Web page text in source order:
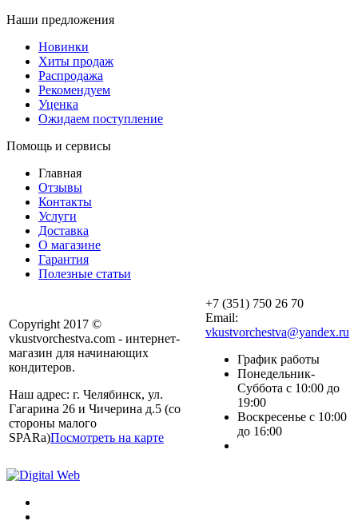
Наши предложения
Новинки
Хиты продаж
Распродажа
Рекомендуем
Уценка
Ожидаем поступление
Помощь и сервисы
Главная
Отзывы
Контакты
Услуги
Доставка
О магазине
Гарантия
Полезные статьи
Copyright 2017 ©
vkustvorchestva.com - интернет-
магазин для начинающих
кондитеров.
Наш адрес: г. Челябинск, ул.
Гагарина 26 и Чичерина д.5 (со
стороны малого
SPARa)Посмотреть на карте
+7 (351) 750 26 70
Email:
vkustvorchestva@yandex.ru
График работы
Понедельник-
Суббота с 10:00 до
19:00
Воскресенье с 10:00
до 16:00